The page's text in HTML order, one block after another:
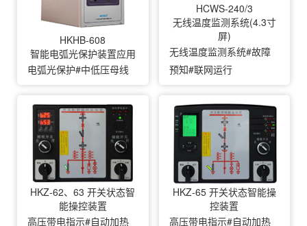
HKHB-608
智能电弧光保护装置应用
电弧光保护#中低压母线
HCWS-240/3
无线温度监测系统(4.3寸
屏)
无线温度监测系统#故障
预知#联网运行
HKZ-62、63 开关状态智
能操控装置
高压带电指示#自动加热
HKZ-65 开关状态智能操
控装置
高压带电指示#自动加热